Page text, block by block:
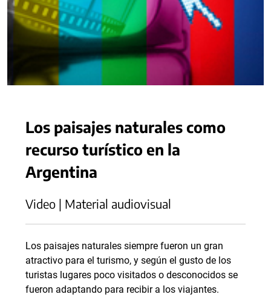
Los paisajes naturales como
recurso turístico en la
Argentina
Video | Material audiovisual
Los paisajes naturales siempre fueron un gran
atractivo para el turismo, y según el gusto de los
turistas lugares poco visitados o desconocidos se
fueron adaptando para recibir a los viajantes.